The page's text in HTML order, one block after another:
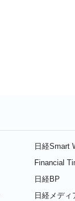
日経Smart
Financial
日経BP
日経メデ